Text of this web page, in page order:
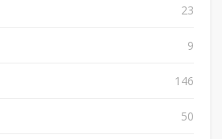
23
9
146
50